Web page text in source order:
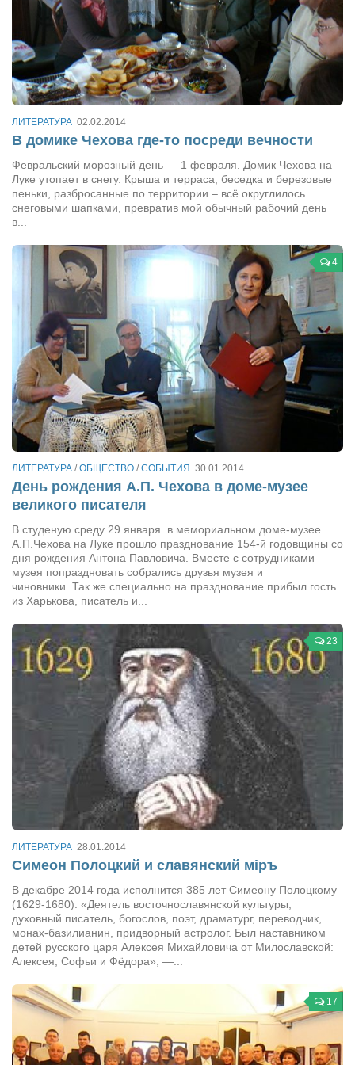
ЛИТЕРАТУРА 02.02.2014
В домике Чехова где-то посреди вечности
Февральский морозный день — 1 февраля. Домик Чехова на
Луке утопает в снегу. Крыша и терраса, беседка и березовые
пеньки, разбросанные по территории – всё округлилось
снеговыми шапками, превратив мой обычный рабочий день
в...
4
ЛИТЕРАТУРА /ОБЩЕСТВО /СОБЫТИЯ 30.01.2014
День рождения А.П. Чехова в доме-музее
великого писателя
В студеную среду 29 января в мемориальном доме-музее
А.П.Чехова на Луке прошло празднование 154-й годовщины со
дня рождения Антона Павловича. Вместе с сотрудниками
музея попраздновать собрались друзья музея и
чиновники. Так же специально на празднование прибыл гость
из Харькова, писатель и...
23
ЛИТЕРАТУРА 28.01.2014
Симеон Полоцкий и славянский міръ
В декабре 2014 года исполнится 385 лет Симеону Полоцкому
(1629-1680). «Деятель восточнославянской культуры,
духовный писатель, богослов, поэт, драматург, переводчик,
монах-базилианин, придворный астролог. Был наставником
детей русского царя Алексея Михайловича от Милославской:
Алексея, Софьи и Фёдора», —...
17